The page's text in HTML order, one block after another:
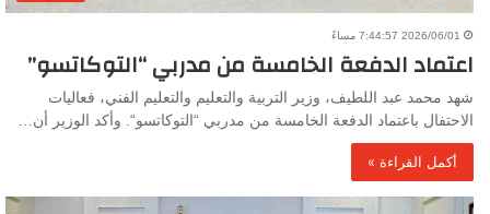
2026/06/01 7:44:57 مساءً
اعتماد الدفعة الخامسة من مدربي “التوكاتسو”
شهد محمد عبد اللطيف، وزير التربية والتعليم والتعليم الفني، فعاليات
الاحتفال باعتماد الدفعة الخامسة من مدربي “التوكاتسو“. وأكد الوزير أن…
أكمل القراءة »